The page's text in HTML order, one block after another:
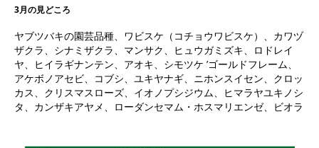
3月の見どころ
ヤブツバキの園芸品種、ワビスケ（コチョウワビスケ）、カワヅ
ザクラ、シナミザクラ、マンサク、ヒュウガミズキ、ロドレイ
ヤ、ヒイラギナンテン、アオキ、シモツケ ’ゴールドフレーム、
アケボノアセビ、コブシ、ユキヤナギ、ニホンスイセン、クロッ
カス、クリスマスローズ、イオノプシジウム、ヒマラヤユキノシ
タ、カンザキアヤメ、ローダンセマム・ホスマリエンゼ、ビオラ